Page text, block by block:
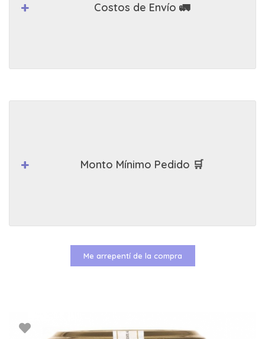
Costos de Envío 🚛
Monto Mínimo Pedido 🛒
Me arrepentí de la compra